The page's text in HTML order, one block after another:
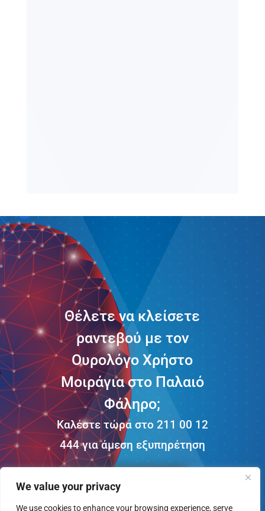
We value your privacy
We use cookies to enhance your browsing experience, serve
Θέλετε να κλείσετε
ραντεβού με τον
Ουρολόγο Χρήστο
Μοιράγια στο Παλαιό
Φάληρο;
Καλέστε τώρα στο 211 00 12
444 για άμεση εξυπηρέτηση
ΚΑΛΕΣΤΕ ΜΑΣ